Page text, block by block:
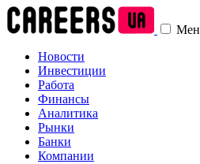
Новости
Инвестиции
Работа
Финансы
Аналитика
Рынки
Банки
Компании